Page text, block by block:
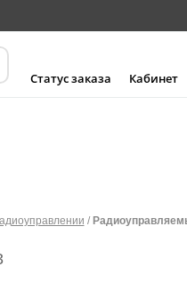
Статус заказа Кабинет
/